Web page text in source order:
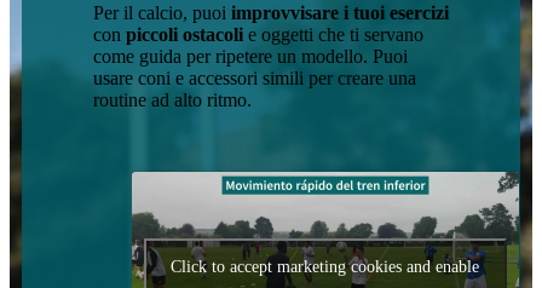
Per il calcio, puoi improvvisare i tuoi esercizi
con piccoli ostacoli e oggetti che ti servano
come guida per ripetere un modello. Puoi
usare coni e accessori simili per creare una
routine ad alto ritmo.
Click to accept marketing cookies and enable